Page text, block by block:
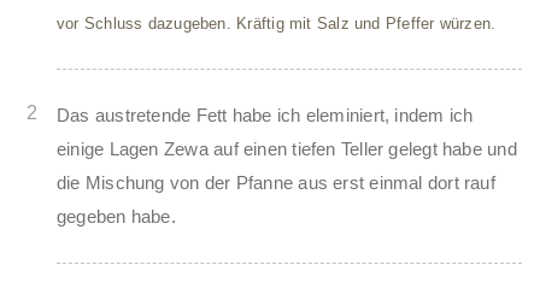
vor Schluss dazugeben. Kräftig mit Salz und Pfeffer würzen.
2
Das austretende Fett habe ich eleminiert, indem ich
einige Lagen Zewa auf einen tiefen Teller gelegt habe und
die Mischung von der Pfanne aus erst einmal dort rauf
gegeben habe.